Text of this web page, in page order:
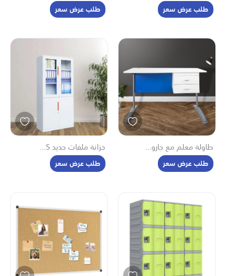
طلب عرض سعر طلب عرض سعر
طاولة معلم مع جارو...
طلب عرض سعر
خزانة ملفات حديد S...
طلب عرض سعر